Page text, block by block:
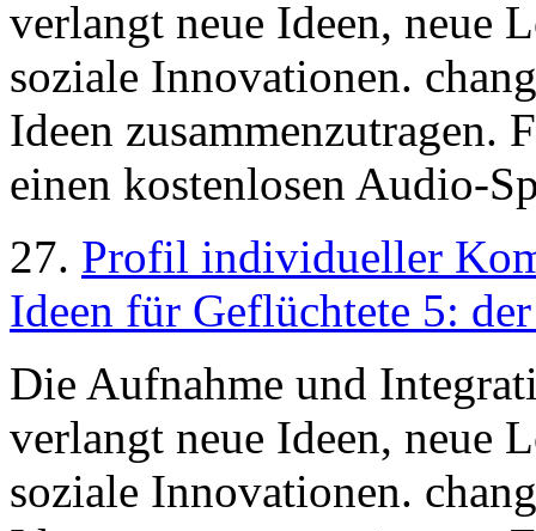
verlangt neue Ideen, neue
soziale Innovationen.
Ideen zusammenzutragen.
einen kostenlosen Audio-
27. Profil individueller
Ideen für Geflüchtete 5:
Die Aufnahme und
verlangt neue Ideen, neue
soziale Innovationen.